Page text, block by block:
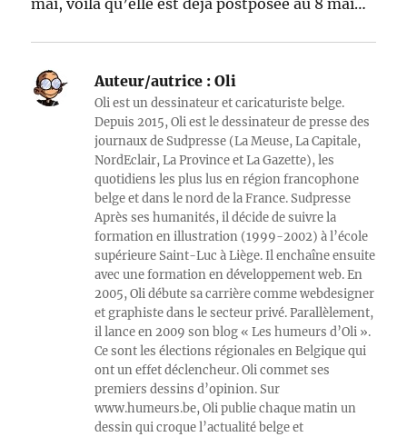
mai, voilà qu’elle est déjà postposée au 8 mai…
Auteur/autrice : Oli
Oli est un dessinateur et caricaturiste belge.
Depuis 2015, Oli est le dessinateur de presse des
journaux de Sudpresse (La Meuse, La Capitale,
NordEclair, La Province et La Gazette), les
quotidiens les plus lus en région francophone
belge et dans le nord de la France. Sudpresse
Après ses humanités, il décide de suivre la
formation en illustration (1999-2002) à l’école
supérieure Saint-Luc à Liège. Il enchaîne ensuite
avec une formation en développement web. En
2005, Oli débute sa carrière comme webdesigner
et graphiste dans le secteur privé. Parallèlement,
il lance en 2009 son blog « Les humeurs d’Oli ».
Ce sont les élections régionales en Belgique qui
ont un effet déclencheur. Oli commet ses
premiers dessins d’opinion. Sur
www.humeurs.be, Oli publie chaque matin un
dessin qui croque l’actualité belge et